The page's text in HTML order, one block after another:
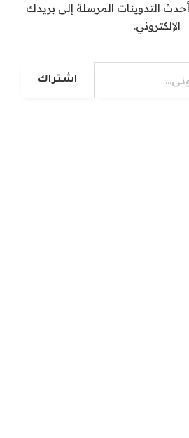
التدوينات المرسلة إلى بريدك
الإلكتروني.
اشتراك